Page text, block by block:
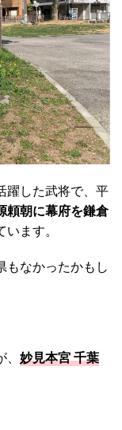
躍した武将で、平
頼朝に幕府を鎌倉
ます。
もなかったかもし
妙見本宮 千葉